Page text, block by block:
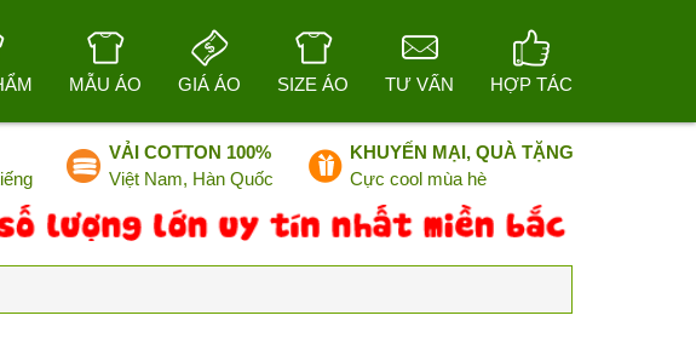
MẪU ÁO GIÁ ÁO SIZE ÁO TƯ VẤN HỢP TÁC
VẢI COTTON 100%
Việt Nam, Hàn Quốc
KHUYẾN MẠI, QUÀ TẶNG
Cực cool mùa hè